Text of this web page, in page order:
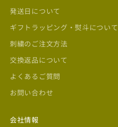
発送日について
ギフトラッピング・熨斗について
刺繍のご注文方法
交換返品について
よくあるご質問
お問い合わせ
会社情報